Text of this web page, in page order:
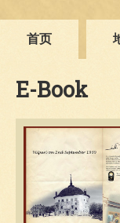
首页
E-Book